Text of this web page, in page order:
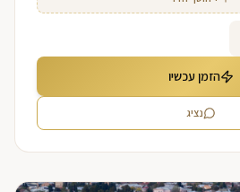
הזמן עכשיו
נציג